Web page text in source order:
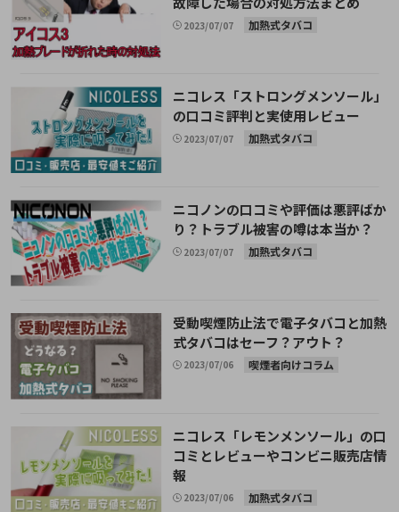
2023/07/07 加熱式タバコ
ニコレス「ストロングメンソール」
の口コミ評判と実使用レビュー
2023/07/07 加熱式タバコ
ニコノンの口コミや評価は悪評ばか
り？トラブル被害の噂は本当か？
2023/07/07 加熱式タバコ
受動喫煙防止法で電子タバコと加熱
式タバコはセーフ？アウト？
2023/07/06 喫煙者向けコラム
ニコレス「レモンメンソール」の口
コミとレビューやコンビニ販売店情
報
2023/07/06 加熱式タバコ